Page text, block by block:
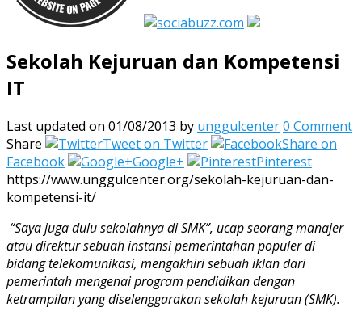
Sekolah Kejuruan dan Kompetensi
IT
Last updated on 01/08/2013 by unggulcenter0 Comment
Share
Tweet on Twitter
Share on
Facebook
Google+
Pinterest
https://www.unggulcenter.org/sekolah-kejuruan-dan-
kompetensi-it/
“Saya juga dulu sekolahnya di SMK”, ucap seorang manajer
atau direktur sebuah instansi pemerintahan populer di
bidang telekomunikasi, mengakhiri sebuah iklan dari
pemerintah mengenai program pendidikan dengan
ketrampilan yang diselenggarakan sekolah kejuruan (SMK).